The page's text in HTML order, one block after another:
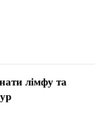
лімфу та